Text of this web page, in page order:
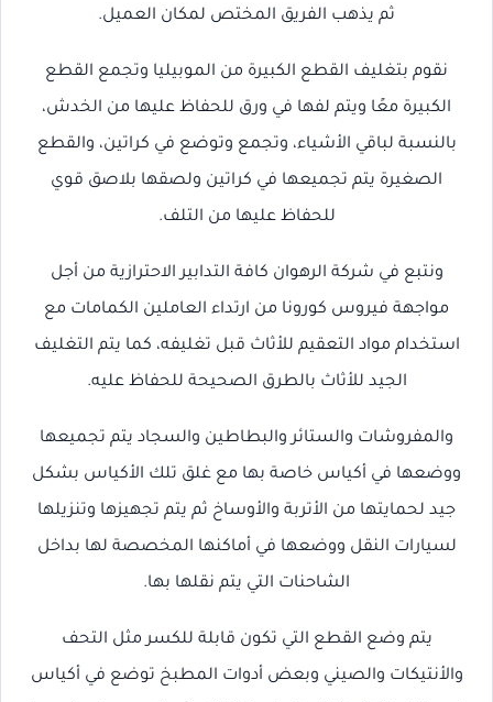
ثم يذهب الفريق المختص لمكان العميل.
نقوم بتغليف القطع الكبيرة من الموبيليا وتجمع القطع
الكبيرة معًا ويتم لفها في ورق للحفاظ عليها من الخدش،
بالنسبة لباقي الأشياء، وتجمع وتوضع في كراتين، والقطع
الصغيرة يتم تجميعها في كراتين ولصقها بلاصق قوي
للحفاظ عليها من التلف.
ونتبع في شركة الرهوان كافة التدابير الاحترازية من أجل
مواجهة فيروس كورونا من ارتداء العاملين الكمامات مع
استخدام مواد التعقيم للأثاث قبل تغليفه، كما يتم التغليف
الجيد للأثاث بالطرق الصحيحة للحفاظ عليه.
والمفروشات والستائر والبطاطين والسجاد يتم تجميعها
ووضعها في أكياس خاصة بها مع غلق تلك الأكياس بشكل
جيد لحمايتها من الأتربة والأوساخ ثم يتم تجهيزها وتنزيلها
لسيارات النقل ووضعها في أماكنها المخصصة لها بداخل
الشاحنات التي يتم نقلها بها.
يتم وضع القطع التي تكون قابلة للكسر مثل التحف
والأنتيكات والصيني وبعض أدوات المطبخ توضع في أكياس